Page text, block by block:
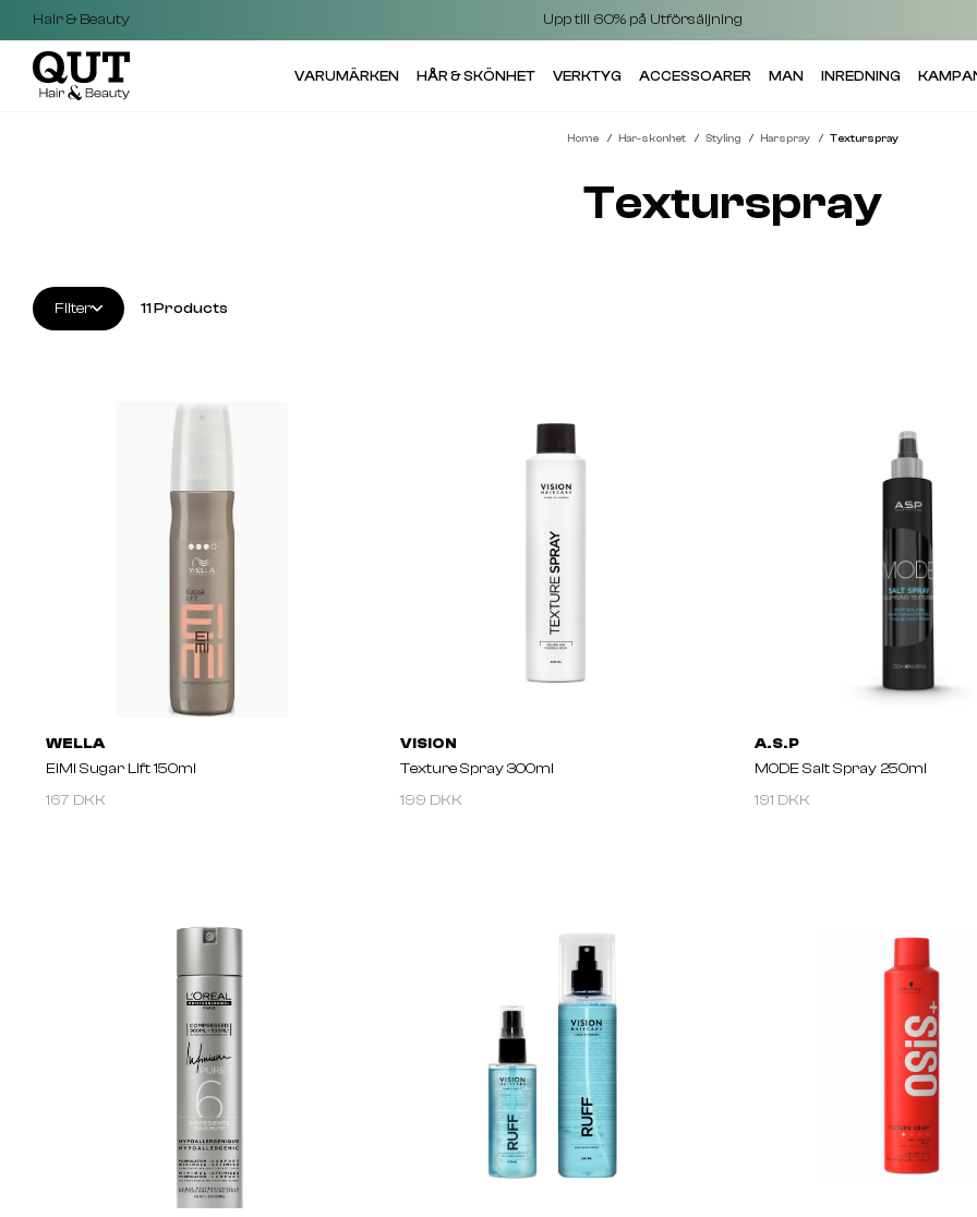
Hair & Beauty Upp till 60% på Utförsäljning
VARUMÄRKEN HÅR & SKÖNHET VERKTYG ACCESSOARER MAN INREDNING
Home Har-skonhet Styling Harspray Texturspray
Texturspray
Filter 11Products
WELLA
EIMI Sugar Lift 150ml
167 DKK
VISION
Texture Spray 300ml
199 DKK
A.S.P
MODE Salt Spray 250ml
191 DKK